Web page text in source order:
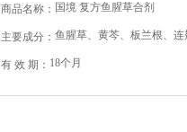
商品名称： 国境 复方鱼腥草合剂
主要成分：
有 效 期： 18个月